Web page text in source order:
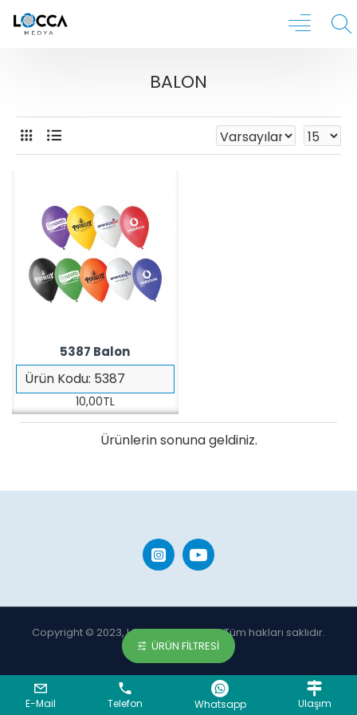
BALON
Ürün Kodu: 5387
5387 Balon
10,00TL
Ürünlerin sonuna geldiniz.
Copyright © 2023, LOCCA GRUP A.Ş. - Tüm hakları saklıdır.
BC Yazılım
E-Mail Telefon Whatsapp Ulaşım
ÜRÜN FILTRESI